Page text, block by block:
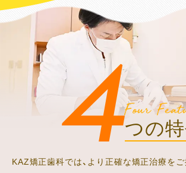
Four
つの
KAZ矯正歯科では、より正確な矯正治療をご